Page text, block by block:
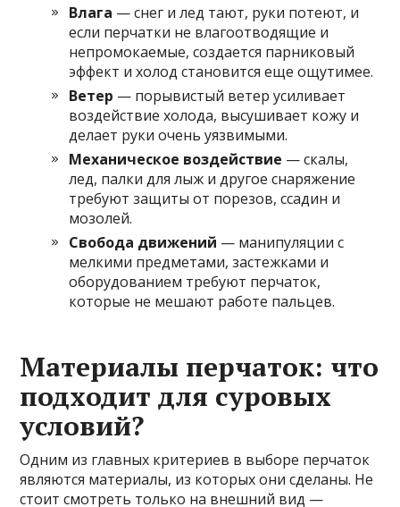
Влага — снег и лед тают, руки потеют, и
если перчатки не влагоотводящие и
непромокаемые, создается парниковый
эффект и холод становится еще ощутимее.
Ветер — порывистый ветер усиливает
воздействие холода, высушивает кожу и
делает руки очень уязвимыми.
Механическое воздействие — скалы,
лед, палки для лыж и другое снаряжение
требуют защиты от порезов, ссадин и
мозолей.
Свобода движений — манипуляции с
мелкими предметами, застежками и
оборудованием требуют перчаток,
которые не мешают работе пальцев.
Материалы перчаток: что
подходит для суровых
условий?
Одним из главных критериев в выборе перчаток
являются материалы, из которых они сделаны. Не
стоит смотреть только на внешний вид —